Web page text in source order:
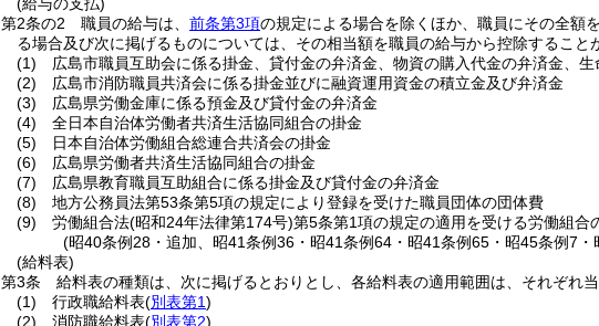
第2条の2
職員の給与は、 前条第3項の規定による場合を除くほか、職員にその全額
る場合及び次に掲げるものについては、その相当額を職員の給与から控除すること
(1)
広島市職員互助会に係る掛金、貸付金の弁済金、物資の購入代金の弁済金、
(2)
広島市消防職員共済会に係る掛金並びに融資運用資金の積立金及び弁済金
(3)
広島県労働金庫に係る預金及び貸付金の弁済金
(4)
全日本自治体労働者共済生活協同組合の掛金
(5)
日本自治体労働組合総連合共済会の掛金
(6)
広島県労働者共済生活協同組合の掛金
(7)
広島県教育職員互助組合に係る掛金及び貸付金の弁済金
(8)
地方公務員法第53条第5項の規定により登録を受けた職員団体の団体費
(9)
労働組合法(昭和24年法律第174号)第5条第1項の規定の適用を受ける労働組合
(昭40条例28・追加、昭41条例36・昭41条例64・昭41条例65・昭45条例7
(給料表)
第3条
給料表の種類は、次に掲げるとおりとし、各給料表の適用範囲は、それぞれ
(1)
行政職給料表(別表第1)
(2)
消防職給料表(別表第2)